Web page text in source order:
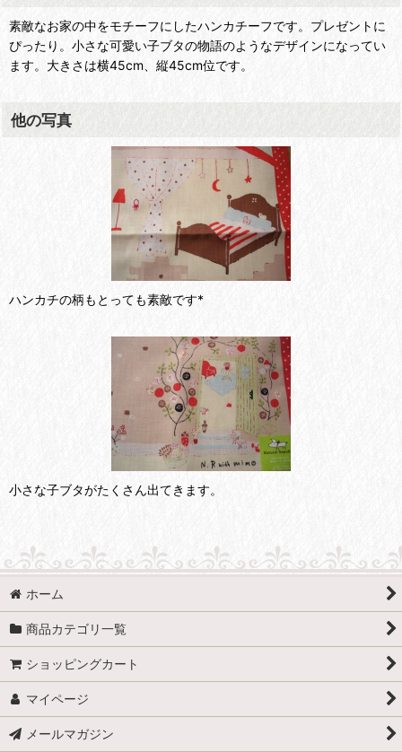
素敵なお家の中をモチーフにしたハンカチーフです。プレゼントに
ぴったり。小さな可愛い子ブタの物語のようなデザインになってい
ます。大きさは横45cm、縦45cm位です。
他の写真
ハンカチの柄もとっても素敵です*
小さな子ブタがたくさん出てきます。
ホーム
商品カテゴリ一覧
ショッピングカート
マイページ
メールマガジン